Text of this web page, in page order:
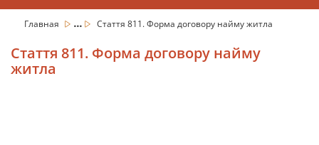
Главная ... Стаття 811. Форма договору найму житла
Стаття 811. Форма договору найму
житла